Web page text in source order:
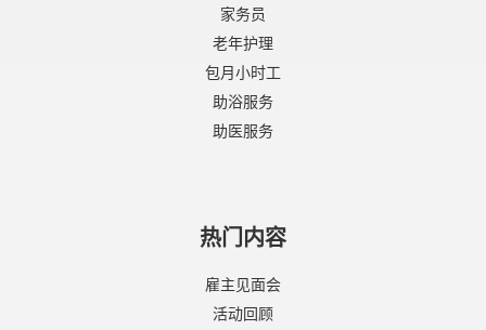
家务员
老年护理
包月小时工
助浴服务
助医服务
热门内容
雇主见面会
活动回顾